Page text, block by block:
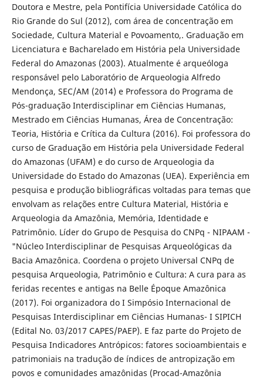
Doutora e Mestre, pela Pontifícia Universidade Católica do
Rio Grande do Sul (2012), com área de concentração em
Sociedade, Cultura Material e Povoamento,. Graduação em
Licenciatura e Bacharelado em História pela Universidade
Federal do Amazonas (2003). Atualmente é arqueóloga
responsável pelo Laboratório de Arqueologia Alfredo
Mendonça, SEC/AM (2014) e Professora do Programa de
Pós-graduação Interdisciplinar em Ciências Humanas,
Mestrado em Ciências Humanas, Área de Concentração:
Teoria, História e Crítica da Cultura (2016). Foi professora do
curso de Graduação em História pela Universidade Federal
do Amazonas (UFAM) e do curso de Arqueologia da
Universidade do Estado do Amazonas (UEA). Experiência em
pesquisa e produção bibliográficas voltadas para temas que
envolvam as relações entre Cultura Material, História e
Arqueologia da Amazônia, Memória, Identidade e
Patrimônio. Líder do Grupo de Pesquisa do CNPq - NIPAAM -
"Núcleo Interdisciplinar de Pesquisas Arqueológicas da
Bacia Amazônica. Coordena o projeto Universal CNPq de
pesquisa Arqueologia, Patrimônio e Cultura: A cura para as
feridas recentes e antigas na Belle Époque Amazônica
(2017). Foi organizadora do I Simpósio Internacional de
Pesquisas Interdisciplinar em Ciências Humanas- I SIPICH
(Edital No. 03/2017 CAPES/PAEP). E faz parte do Projeto de
Pesquisa Indicadores Antrópicos: fatores socioambientais e
patrimoniais na tradução de índices de antropização em
povos e comunidades amazônidas (Procad-Amazônia